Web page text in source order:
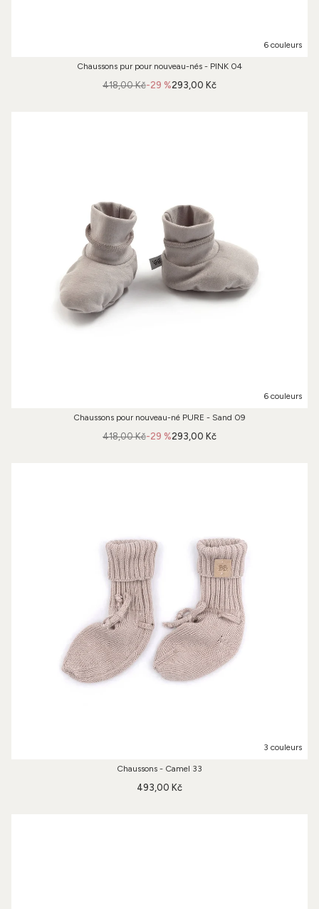
6 couleurs
Chaussons pur pour nouveau-nés - PINK 04
-29 %
418,00 Kč 293,00 Kč
6 couleurs
Chaussons pour nouveau-né PURE - Sand 09
-29 %
418,00 Kč 293,00 Kč
3 couleurs
Chaussons - Camel 33
493,00 Kč